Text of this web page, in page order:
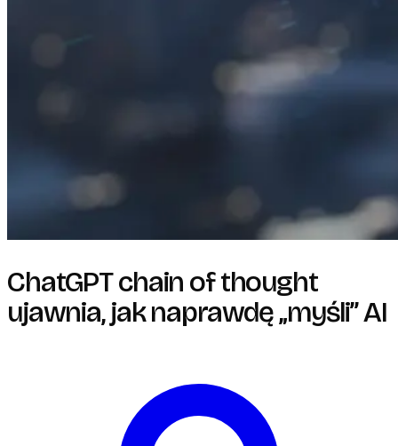
ChatGPT chain of thought
ujawnia, jak naprawdę „myśli” AI